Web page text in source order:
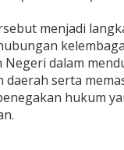
j
a
r
i
B
a
u
menjadi
Negeri dalam
daerah serta
hukum